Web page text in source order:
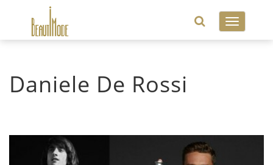
Toggle
Daniele De Rossi